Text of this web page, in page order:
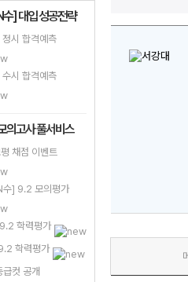
수] 대입 성공전략
시 합격예측
시 합격예측
의고사 풀서비스
채점 이벤트
수] 9.2 모의평가
학력평가
학력평가
급컷 공개